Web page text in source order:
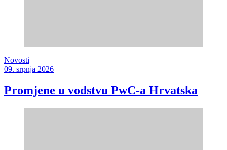
Novosti
09. srpnja 2026
Promjene u vodstvu PwC-a Hrvatska